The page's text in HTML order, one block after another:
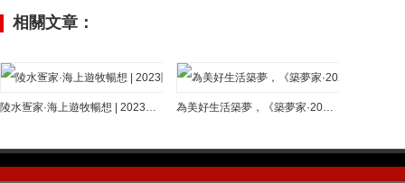
相關文章：
陵水疍家·海上遊牧暢想 | 2023陵水疍家海上漁排國際建築設計競賽啟動 為美好生活築夢，《築夢家·2022人居空間設計大賽》正式啟動！